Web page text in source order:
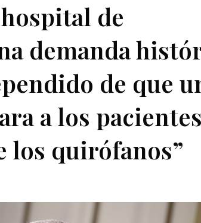
de
demanda
de que
a los
los quirófanos”